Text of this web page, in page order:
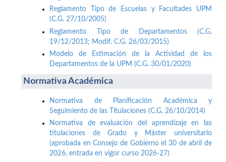
Reglamento Tipo de Escuelas y Facultades UPM
(C.G. 27/10/2005)
Reglamento Tipo de Departamentos (C.G.
19/12/2013; Modif. C.G. 26/03/2015)
Modelo de Estimación de la Actividad de los
Departamentos de la UPM (C.G. 30/01/2020)
Normativa Académica
Normativa de Planificación Académica y
Seguimiento de las Titulaciones (C.G. 26/10/2014)
Normativa de evaluación del aprendizaje en las
titulaciones de Grado y Máster universitario
(aprobada en Consejo de Gobierno el 30 de abril de
2026, entrada en vigor curso 2026-27)